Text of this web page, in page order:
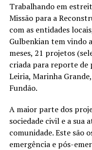
Trabalhando em
Missão para a
com as entidades
Gulbenkian tem vindo
meses, 21 projetos
criada para reporte
Leiria, Marinha
Fundão.
A maior parte dos
sociedade civil e a sua
comunidade. Este são
emergência e pós-